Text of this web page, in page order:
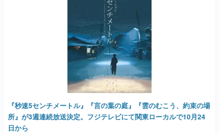
『秒速5センチメートル』『言の葉の庭』『雲のむこう、約束の場
所』が3週連続放送決定。フジテレビにて関東ローカルで10月24
日から